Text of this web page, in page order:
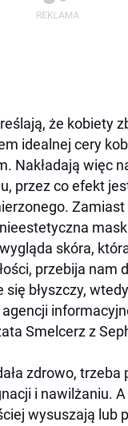
że kobiety
idealnej cery
Nakładają więc
przez co efekt
skóra,
przebija nam
się błyszczy,
Smelcerz z
zdrowo, trzeba
i nawilżaniu. A
wysuszają lub